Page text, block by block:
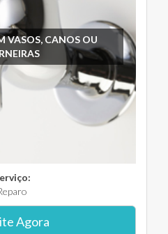
VASOS, CANOS OU
Agora